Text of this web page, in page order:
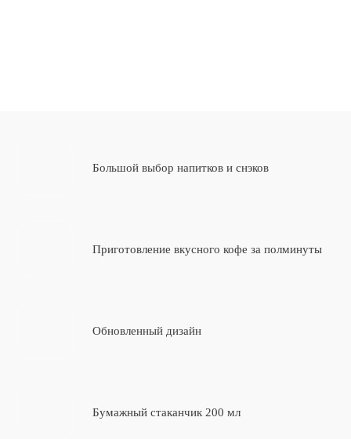
Большой выбор напитков и снэков
Приготовление вкусного кофе за полминуты
Обновленный дизайн
Бумажный стаканчик 200 мл